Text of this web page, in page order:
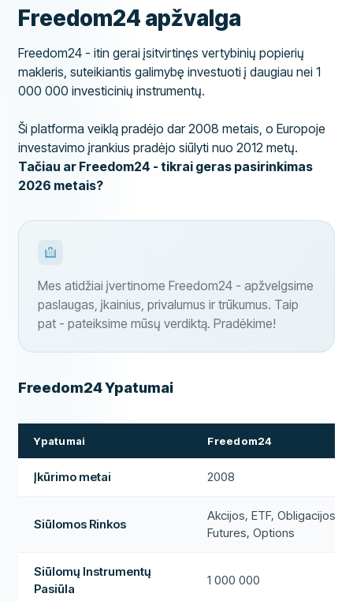
Freedom24 apžvalga
Freedom24 - itin gerai įsitvirtinęs vertybinių popierių
makleris, suteikiantis galimybę investuoti į daugiau nei 1
000 000 investicinių instrumentų.
Ši platforma veiklą pradėjo dar 2008 metais, o Europoje
investavimo įrankius pradėjo siūlyti nuo 2012 metų.
Tačiau ar Freedom24 - tikrai geras pasirinkimas
2026 metais?
Mes atidžiai įvertinome Freedom24 - apžvelgsime
paslaugas, įkainius, privalumus ir trūkumus. Taip
pat - pateiksime mūsų verdiktą. Pradėkime!
Freedom24 Ypatumai
Ypatumai Freedom24
Įkūrimo metai 2008
Siūlomos Rinkos
Akcijos, ETF, Obligacijos,
Futures, Options
Siūlomų Instrumentų
Pasiūla
1 000 000